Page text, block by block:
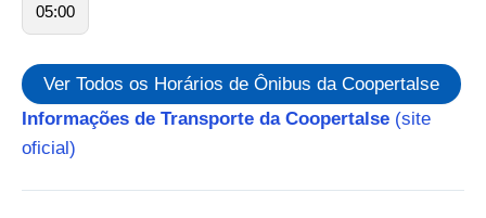
05:00
Ver Todos os Horários de Ônibus da Coopertalse
Informações de Transporte da Coopertalse (site
oficial)